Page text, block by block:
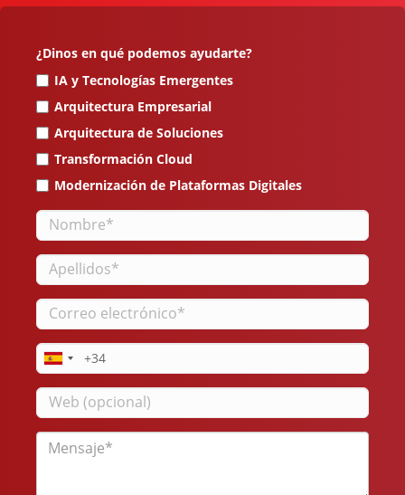
¿Dinos en qué podemos ayudarte?
IA y Tecnologías Emergentes
Arquitectura Empresarial
Arquitectura de Soluciones
Transformación Cloud
Modernización de Plataformas Digitales
Nombre
Apellidos
Correo
electrónico
Teléfono
Web
Mensaje